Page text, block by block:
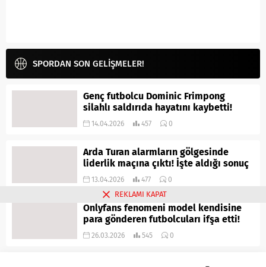
SPORDAN SON GELİŞMELER!
Genç futbolcu Dominic Frimpong
silahlı saldırıda hayatını kaybetti!
14.04.2026 457 0
Arda Turan alarmların gölgesinde
liderlik maçına çıktı! İşte aldığı sonuç
13.04.2026 477 0
Onlyfans fenomeni model kendisine
para gönderen futbolcuları ifşa etti!
26.03.2026 545 0
REKLAMI KAPAT